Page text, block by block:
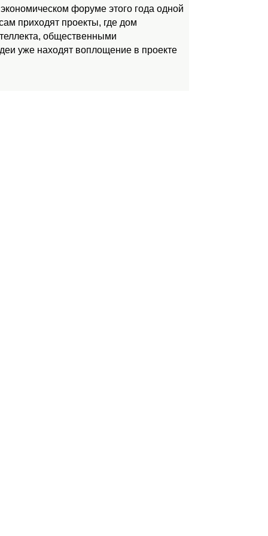
форуме этого года одной
приходят проекты, где дом
общественными
уже находят воплощение в проекте